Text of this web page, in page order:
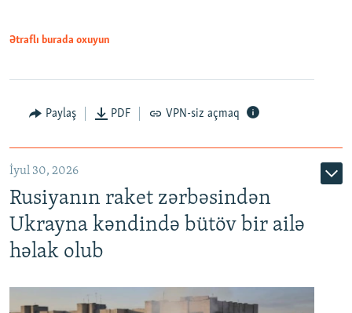
Ətraflı burada oxuyun
Paylaş PDF VPN-siz açmaq
İyul 30, 2026
Rusiyanın raket zərbəsindən
Ukrayna kəndində bütöv bir ailə
həlak olub